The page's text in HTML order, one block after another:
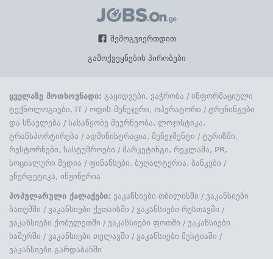
შემოგვიერთდით
გამოქვეყნების პირობები
ყველაზე მოთხოვნადი: გაყიდვები, ვაჭრობა / ინფორმაციული
ტექნოლოგიები, IT / ოფის-მენეჯერი, ოპერატორი / ტრენინგები
და სწავლება / სასაწყობე მეურნეობა, ლოჯისტიკა,
ტრანსპორტირება / ადმინისტრაცია, მენეჯმენტი / ტურიზმი,
რესტორნები, სასტუმროები / მარკეტინგი, რეკლამა, PR,
სოციალური მედია / ფინანსები, ბუღალტერია, ბანკები /
ენერგეტიკა, ინჟინერია
პოპულარული ქალაქები: ვაკანსიები თბილისში / ვაკანსიები
ბათუმში / ვაკანსიები ქუთაისში / ვაკანსიები რუსთავში /
ვაკანსიები ქობულეთში / ვაკანსიები ფოთში / ვაკანსიები
ხაშურში / ვაკანსიები თელავში / ვაკანსიები მესტიაში /
ვაკანსიები გარდაბანში